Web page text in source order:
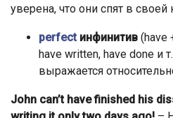
уверена, что они спят в своей
perfect инфинитив (have
have written, have done и
выражается
John can’t have finished his